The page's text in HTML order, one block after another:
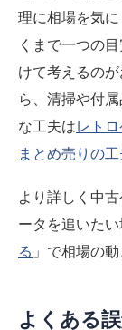
理に相場を気
くまで一つの
けて考えるの
ら、清掃や付
な工夫はレト
まとめ売りの工
より詳しく中
ータを追いた
る 」で相場の
よくある